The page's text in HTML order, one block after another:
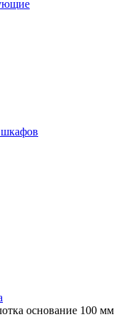
шкафов
основание 100 мм